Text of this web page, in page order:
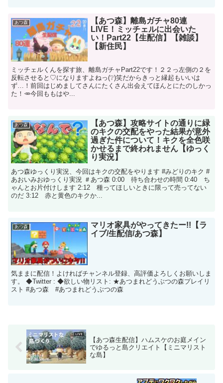
あつ森
【あつ森】離島ガチャ80連
LIVE！ミッチェルに出会いた
い！Part22【生配信】【雑談】
【新住民】
ミッチェルくんを探す旅、離島ガチャPart22です！２２っ左側の２を
反転させると♡になりますよねっ(❔)笑だからきっと縁起もいいは
ず…！前回はじめましてさんにたくさん出会えてほんとにたのしかっ
た！🥕今回ももはや...
あつ森
【あつ森】攻略サイトの通りに緑
のキクの交配をやった結果が意外
過ぎた件について！キクを全色咲
かせるまで終われません【ゆっく
り実況】
あつ森ゆっくり実況、今回はキクの交配をやります #みどりのキク #
あおいみおゆっくり実況 ＃あつ森 0:00 待ち合わせの時間 0:40 ち
ゃんとお片付けします 2:12 種ってほしいときに限って売ってない
のだ 3:12 赤と黄色のキクか...
あつ森
マリオ家具がやってきたー!!【ラ
イブ/生配信/あつ森】
気ままに配信！よければチャンネル登録、高評価よろしくお願いしま
す。 ◆Twitter : ◆欲しい物リスト: ★あつまれどうぶつの森プレイリ
スト #あつ森 #あつまれどうぶつの森
【あつ森生配信】ハムスケのお庭メイン
でゆるっと島クリエイト【ミニマリスト
な島】